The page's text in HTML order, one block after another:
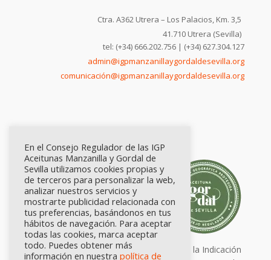
Ctra. A362 Utrera – Los Palacios, Km. 3,5
41.710 Utrera (Sevilla)
tel: (+34) 666.202.756 | (+34) 627.304.127
admin@igpmanzanillaygordaldesevilla.org
comunicación@igpmanzanillaygordaldesevilla.org
Calidad certificada por Origen. Sellos de la Indicación
En el Consejo Regulador de las IGP
Aceitunas Manzanilla y Gordal de
Sevilla utilizamos cookies propias y
de terceros para personalizar la web,
analizar nuestros servicios y
mostrarte publicidad relacionada con
tus preferencias, basándonos en tus
hábitos de navegación. Para aceptar
todas las cookies, marca aceptar
todo. Puedes obtener más
información en nuestra política de